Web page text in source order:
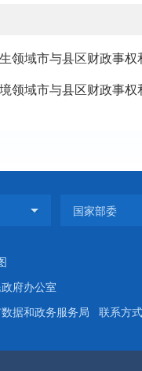
领域市与县区财政事
领域市与县区财政事
政府办公室
据和政务服务局 联系方